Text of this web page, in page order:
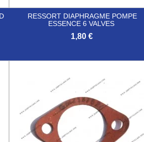
RESSORT DIAPHRAGME POMPE
ESSENCE 6 VALVES
1,80 €